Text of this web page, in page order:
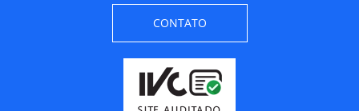
CONTATO